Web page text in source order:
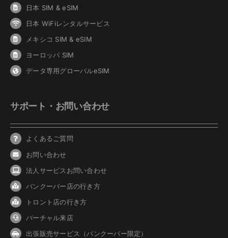
日本 SIM & eSIM
日本 WiFiレンタルサービス
メキシコ SIM & eSIM
ヨーロッパ SIM
データ専用グローバルeSIM
サポート・お問い合わせ
よくあるご質問
お問い合わせ
法人サービスお問い合わせ
バンクーバー 店の行き方
トロント店の行き方
バーチャル来店
出張販売サービス（バンクーバー限定）